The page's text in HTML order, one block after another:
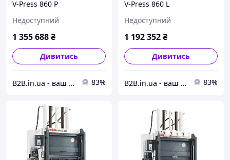
V-Press 860 P
Недоступний
1 355 688₴
Дивитись
B2B.in.ua - ваш надійний партнер 83%
V-Press 860 L
Недоступний
1 192 352₴
Дивитись
B2B.in.ua - ваш надійний партнер 83%